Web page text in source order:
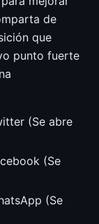
de
que
punto fuerte
(Se abre
(Se
(Se